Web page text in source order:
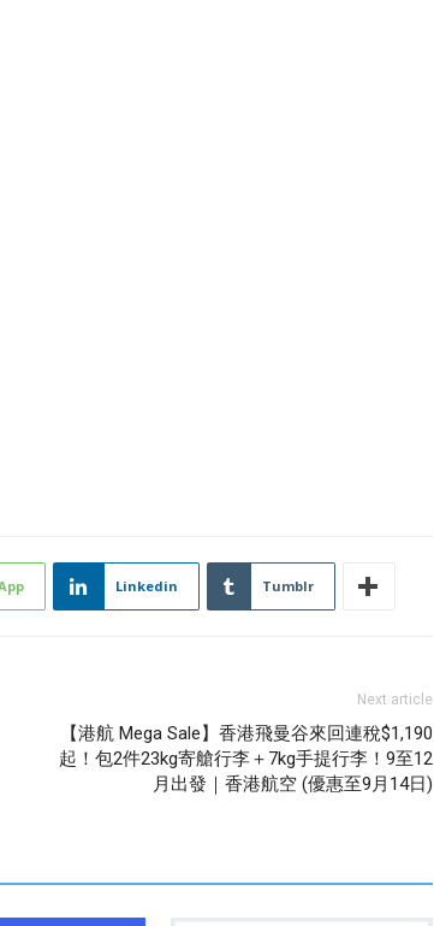
Linkedin Tumblr
Next article
【港航 Mega Sale】香港飛曼谷來回連稅$1,190
起！包2件23kg寄艙行李＋7kg手提行李！9至12
月出發｜香港航空 (優惠至9月14日)